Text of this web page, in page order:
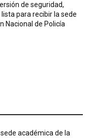
de seguridad,
para recibir la sede
Nacional de Policía
académica de la